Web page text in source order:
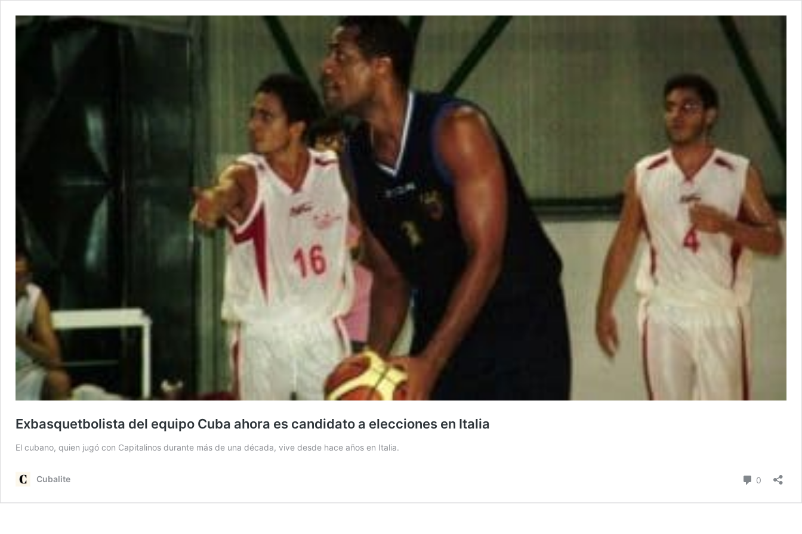
Exbasquetbolista del equipo Cuba ahora es candidato a elecciones en Italia
El cubano, quien jugó con Capitalinos durante más de una década, vive desde hace años en Italia.
Cubalite 0